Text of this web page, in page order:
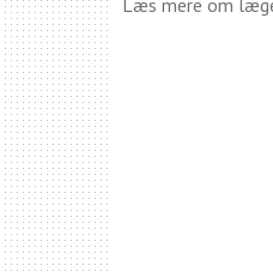
Læs mere om